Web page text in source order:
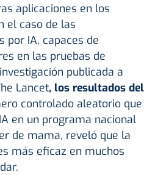
aplicaciones en los
el caso de las
por IA, capaces de
en las pruebas de
publicada a
Lancet, los resultados del
controlado aleatorio que
en un programa nacional
de mama, reveló que la
más eficaz en muchos